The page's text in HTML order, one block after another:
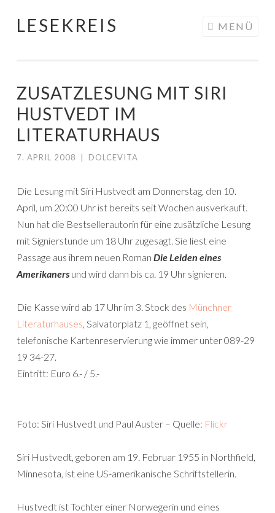
Springe
LESEKREIS MENÜ
ZUSATZLESUNG MIT SIRI
HUSTVEDT IM
LITERATURHAUS
7. APRIL 2008 DOLCEVITA
Die Lesung mit Siri Hustvedt am Donnerstag, den 10.
April, um 20:00 Uhr ist bereits seit Wochen ausverkauft.
Nun hat die Bestsellerautorin für eine zusätzliche Lesung
mit Signierstunde um 18 Uhr zugesagt. Sie liest eine
Passage aus ihrem neuen Roman Die Leiden eines
Amerikaners und wird dann bis ca. 19 Uhr signieren.
Die Kasse wird ab 17 Uhr im 3. Stock des Münchner
Literaturhauses, Salvatorplatz 1, geöffnet sein,
telefonische Kartenreservierung wie immer unter 089-29
19 34-27.
Eintritt: Euro 6.- / 5.-
Foto: Siri Hustvedt und Paul Auster – Quelle: Flickr
Siri Hustvedt, geboren am 19. Februar 1955 in Northfield,
Minnesota, ist eine US-amerikanische Schriftstellerin.
Hustvedt ist Tochter einer Norwegerin und eines